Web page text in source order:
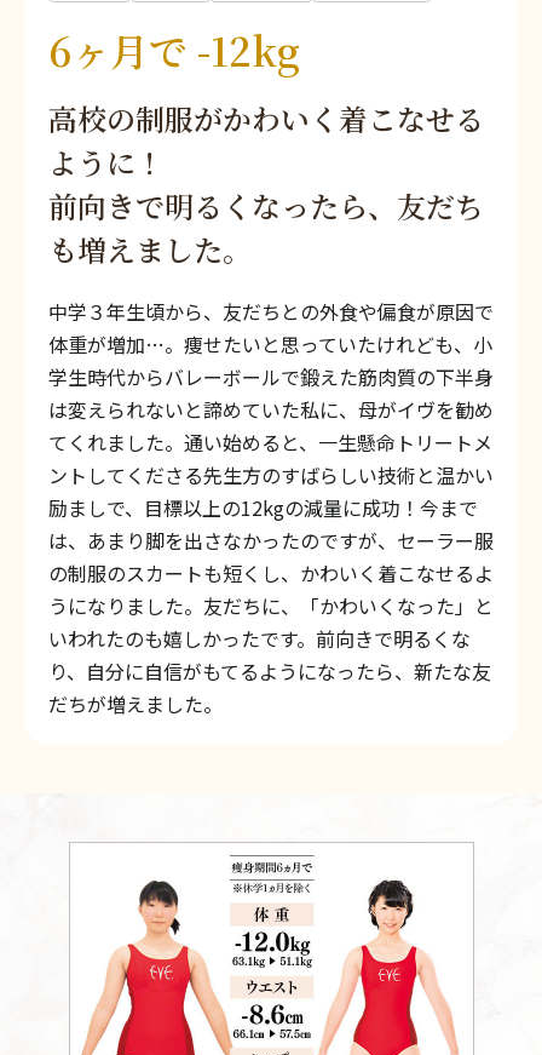
6ヶ月で -12kg
高校の制服がかわいく着こなせる
ように！
前向きで明るくなったら、友だち
も増えました。
中学３年生頃から、友だちとの外食や偏食が原因で
体重が増加…。痩せたいと思っていたけれども、小
学生時代からバレーボールで鍛えた筋肉質の下半身
は変えられないと諦めていた私に、母がイヴを勧め
てくれました。通い始めると、一生懸命トリートメ
ントしてくださる先生方のすばらしい技術と温かい
励ましで、目標以上の12kgの減量に成功！今まで
は、あまり脚を出さなかったのですが、セーラー服
の制服のスカートも短くし、かわいく着こなせるよ
うになりました。友だちに、「かわいくなった」と
いわれたのも嬉しかったです。前向きで明るくな
り、自分に自信がもてるようになったら、新たな友
だちが増えました。